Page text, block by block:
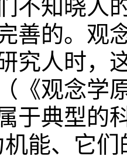
知晓人的
善的。观
究人时，
《观念学
典型的科
机能、它